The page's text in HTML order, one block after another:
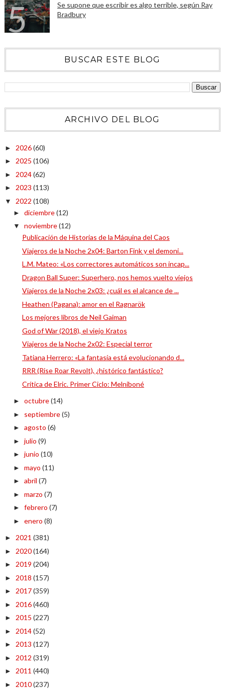
Se supone que escribir es algo terrible, según Ray
Bradbury
BUSCAR ESTE BLOG
ARCHIVO DEL BLOG
► 2026(60)
► 2025 (106)
► 2024(62)
► 2023 (113)
▼ 2022 (108)
► diciembre(12)
▼ noviembre(12)
Publicación de Historias de la Máquina del Caos
Viajeros de la Noche 2x04: Barton Fink y el demoni...
L.M. Mateo: «Los correctores automáticos son incap...
Dragon Ball Super: Superhero, nos hemos vuelto viejos
Viajeros de la Noche 2x03: ¿cuál es el alcance de ...
Heathen (Pagana): amor en el Ragnarök
Los mejores libros de Neil Gaiman
God of War (2018), el viejo Kratos
Viajeros de la Noche 2x02: Especial terror
Tatiana Herrero: «La fantasía está evolucionando d...
RRR (Rise Roar Revolt), ¿histórico fantástico?
Crítica de Elric. Primer Ciclo: Melniboné
► octubre(14)
► septiembre(5)
► agosto (6)
► julio (9)
► junio (10)
► mayo (11)
► abril (7)
► marzo (7)
► febrero (7)
► enero (8)
► 2021 (381)
► 2020(164)
► 2019 (204)
► 2018 (157)
► 2017(359)
► 2016(460)
► 2015 (227)
► 2014(52)
► 2013 (127)
► 2012 (319)
► 2011 (440)
► 2010(237)